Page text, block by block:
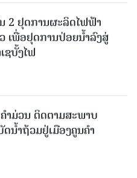
2 ຢຸດການຜະລິດໄຟຟ້າ
ເພື່ອຢຸດການປ່ອຍນໍ້າລົງສູ່
ຊບັ້ງໄຟ
າມ່ວນ ຕິດຕາມສະພາບ
ນໍ້າຖ້ວມຢູ່ເມືອງຄູນຄໍາ